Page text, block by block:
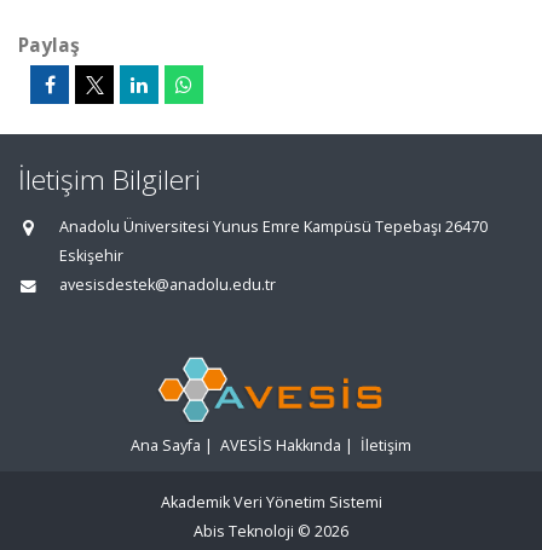
Paylaş
İletişim Bilgileri
Anadolu Üniversitesi Yunus Emre Kampüsü Tepebaşı 26470
Eskişehir
avesisdestek@anadolu.edu.tr
Ana Sayfa | AVESİS Hakkında | İletişim
Akademik Veri Yönetim Sistemi
Abis Teknoloji © 2026